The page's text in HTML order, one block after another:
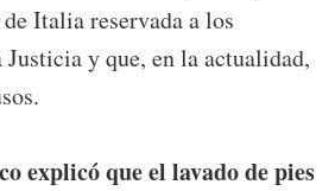
Italia reservada a los
y que, en la actualidad,
explicó que el lavado de pies